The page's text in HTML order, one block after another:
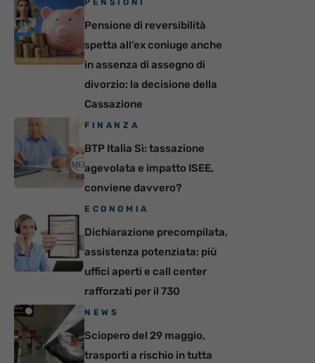
PENSIONI
Pensione di reversibilità
spetta all’ex coniuge anche
in assenza di assegno di
divorzio: la decisione della
Cassazione
FINANZA
BTP Italia Sì: tassazione
agevolata e impatto ISEE,
conviene davvero?
ECONOMIA
Dichiarazione precompilata,
assistenza potenziata: più
uffici aperti e call center
rafforzati per il 730
NEWS
Sciopero del 29 maggio,
trasporti a rischio in tutta